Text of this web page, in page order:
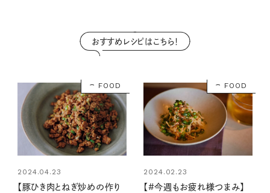
おすすめレシピはこちら！
FOOD
2024.04.23
【豚ひき肉とねぎ炒めの作り
FOOD
2024.02.23
【#今週もお疲れ様つまみ】